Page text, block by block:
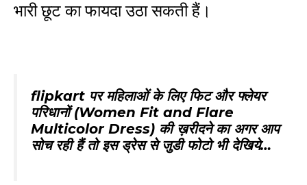
भारी छूट का फायदा उठा सकती हैं।
flipkart पर महिलाओं के लिए फिट और फ्लेयर
परिधानों (Women Fit and Flare
Multicolor Dress) की ख़रीदने का अगर आप
सोच रही हैं तो इस ड्रेस से जुडी फोटो भी देखिये…